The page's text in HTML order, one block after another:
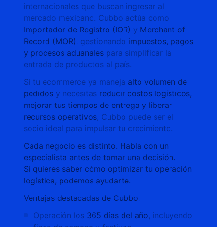
internacionales que buscan ingresar al
mercado mexicano. Cubbo actúa como
Importador de Registro (IOR) y Merchant of
Record (MOR), gestionando impuestos, pagos
y procesos aduanales para simplificar la
entrada de productos al país.
Si tu ecommerce ya maneja alto volumen de
pedidos y necesitas reducir costos logísticos,
mejorar tus tiempos de entrega y liberar
recursos operativos, Cubbo puede ser el
socio ideal para impulsar tu crecimiento.
Cada negocio es distinto. Habla con un
especialista antes de tomar una decisión.
Si quieres saber cómo optimizar tu operación
logística, podemos ayudarte.
Ventajas destacadas de Cubbo:
Operación los 365 días del año, incluyendo